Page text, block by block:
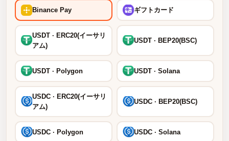
Binance Pay ギフトカード
USDT · ERC20(イーサリ
アム)
USDT · BEP20(BSC)
USDT · Polygon USDT · Solana
USDC · ERC20(イーサリ
アム)
USDC · BEP20(BSC)
USDC · Polygon USDC · Solana